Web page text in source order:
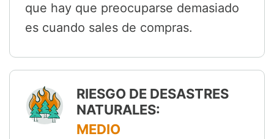
que hay que preocuparse demasiado
es cuando sales de compras.
RIESGO DE DESASTRES
NATURALES:
MEDIO